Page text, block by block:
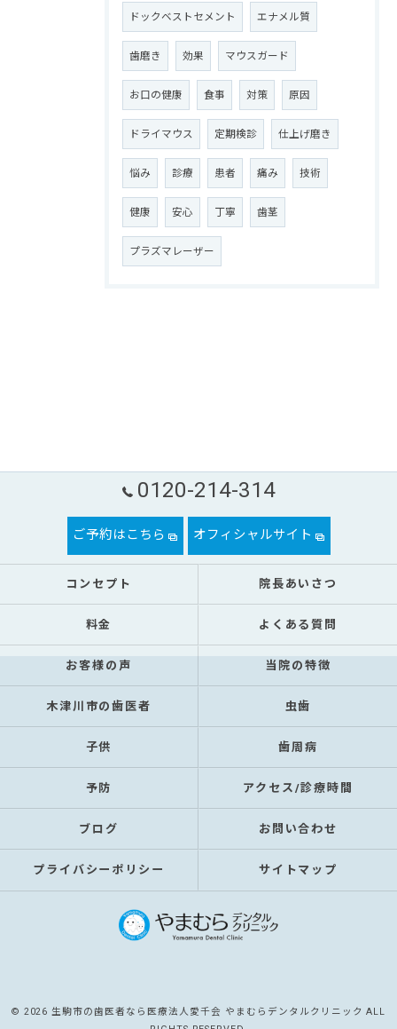
ドックベストセメント エナメル質
歯磨き 効果 マウスガード
お口の健康 食事 対策 原因
ドライマウス 定期検診 仕上げ磨き
悩み 診療 患者 痛み 技術
健康 安心 丁寧 歯茎
プラズマレーザー
0120-214-314
ご予約はこちら オフィシャルサイト
コンセプト 院長あいさつ
料金 よくある質問
お客様の声 当院の特徴
木津川市の歯医者 虫歯
子供 歯周病
予防 アクセス/診療時間
ブログ お問い合わせ
プライバシーポリシー サイトマップ
© 2026 生駒市の歯医者なら医療法人愛千会 やまむらデンタルクリニック ALL